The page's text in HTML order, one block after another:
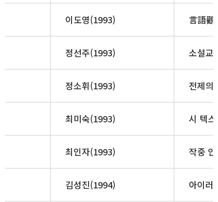
이도영(1993) 言語觀
정선주(1993) 소설교
정소휘(1993) 전제의
최미숙(1993) 시 텍
최인자(1993) 작중
김성진(1994) 아이러